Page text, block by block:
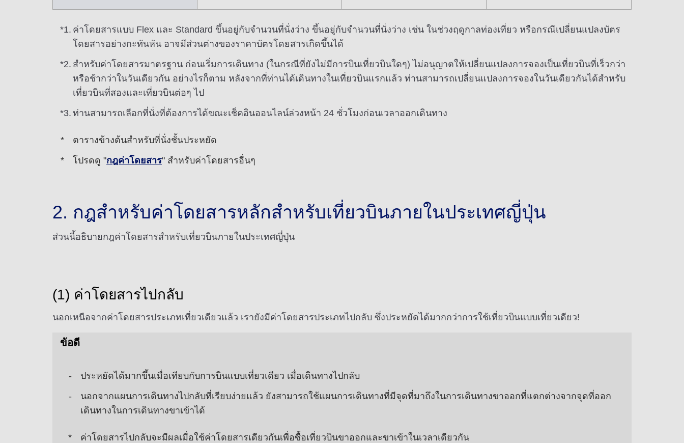
*1. ค่าโดยสารแบบ Flex และ Standard ขึ้นอยู่กับจำนวนที่นั่งว่าง ขึ้นอยู่กับจำนวนที่นั่งว่าง เช่น ในช่วงฤดูกาลท่องเที่ยว หรือกรณีเปลี่ยนแปลงบัตร
โดยสารอย่างกะทันหัน อาจมีส่วนต่างของราคาบัตรโดยสารเกิดขึ้นได้
*2. สำหรับค่าโดยสารมาตรฐาน ก่อนเริ่มการเดินทาง (ในกรณีที่ยังไม่มีการบินเที่ยวบินใดๆ) ไม่อนุญาตให้เปลี่ยนแปลงการจองเป็นเที่ยวบินที่เร็วกว่า
หรือช้ากว่าในวันเดียวกัน อย่างไรก็ตาม หลังจากที่ท่านได้เดินทางในเที่ยวบินแรกแล้ว ท่านสามารถเปลี่ยนแปลงการจองในวันเดียวกันได้สำหรับ
เที่ยวบินที่สองและเที่ยวบินต่อๆ ไป
*3. ท่านสามารถเลือกที่นั่งที่ต้องการได้ขณะเช็คอินออนไลน์ล่วงหน้า 24 ชั่วโมงก่อนเวลาออกเดินทาง
ตารางข้างต้นสำหรับที่นั่งชั้นประหยัด
โปรดดู "กฎค่าโดยสาร" สำหรับค่าโดยสารอื่นๆ
2. กฎสำหรับค่าโดยสารหลักสำหรับเที่ยวบินภายในประเทศญี่ปุ่น
ส่วนนี้อธิบายกฎค่าโดยสารสำหรับเที่ยวบินภายในประเทศญี่ปุ่น
(1) ค่าโดยสารไปกลับ
นอกเหนือจากค่าโดยสารประเภทเที่ยวเดียวแล้ว เรายังมีค่าโดยสารประเภทไปกลับ ซึ่งประหยัดได้มากกว่าการใช้เที่ยวบินแบบเที่ยวเดียว!
ข้อดี
ประหยัดได้มากขึ้นเมื่อเทียบกับการบินแบบเที่ยวเดียว เมื่อเดินทางไปกลับ
นอกจากแผนการเดินทางไปกลับที่เรียบง่ายแล้ว ยังสามารถใช้แผนการเดินทางที่มีจุดที่มาถึงในการเดินทางขาออกที่แตกต่างจากจุดที่ออก
เดินทางในการเดินทางขาเข้าได้
ค่าโดยสารไปกลับจะมีผลเมื่อใช้ค่าโดยสารเดียวกันเพื่อซื้อเที่ยวบินขาออกและขาเข้าในเวลาเดียวกัน